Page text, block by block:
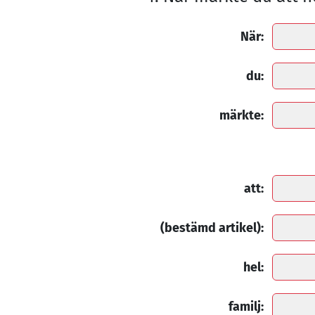
När:
du:
märkte:
att:
(bestämd artikel):
hel:
familj: